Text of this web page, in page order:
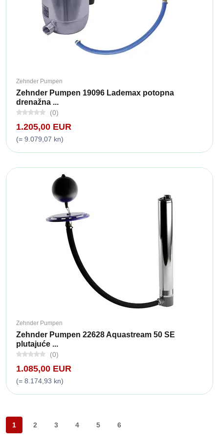
Zehnder Pumpen
Zehnder Pumpen 19096 Lademax potopna
drenažna ...
(0)
1.205,00 EUR
(= 9.079,07 kn)
Zehnder Pumpen
Zehnder Pumpen 22628 Aquastream 50 SE
plutajuće ...
(0)
1.085,00 EUR
(= 8.174,93 kn)
1 2 3 4 5 6